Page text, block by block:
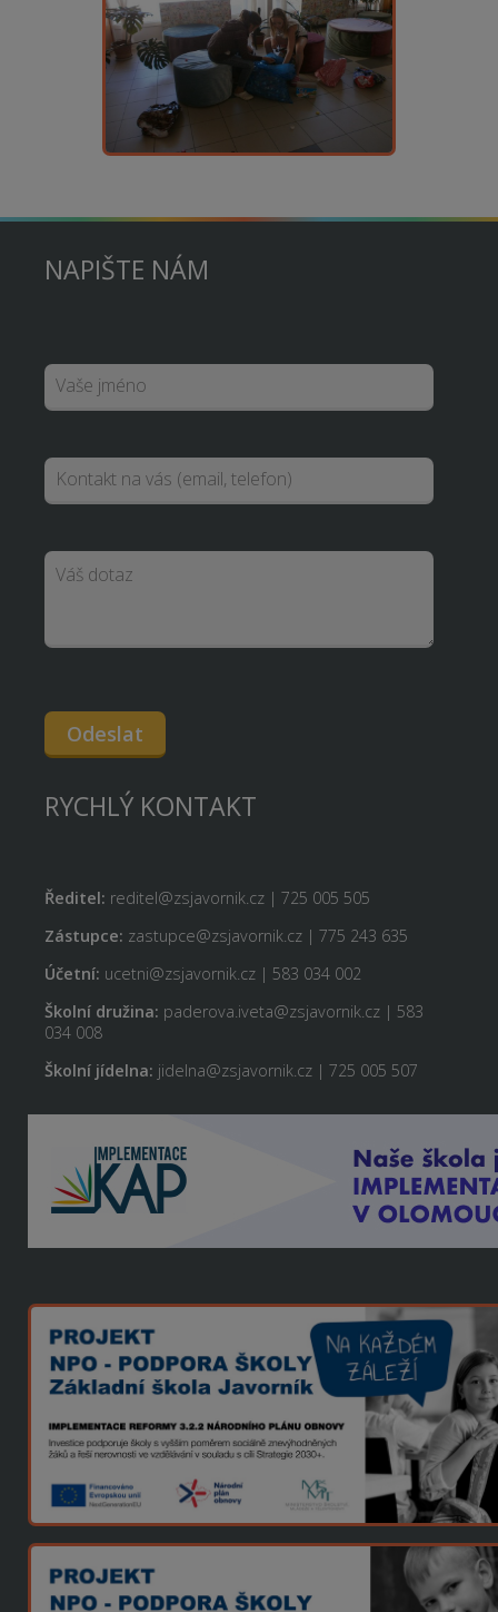
NAPIŠTE NÁM
Odeslat
RYCHLÝ KONTAKT
Ředitel: reditel@zsjavornik.cz | 725 005 505
Zástupce: zastupce@zsjavornik.cz | 775 243 635
Účetní: ucetni@zsjavornik.cz | 583 034 002
Školní družina: paderova.iveta@zsjavornik.cz | 583
034 008
Školní jídelna: jidelna@zsjavornik.cz | 725 005 507